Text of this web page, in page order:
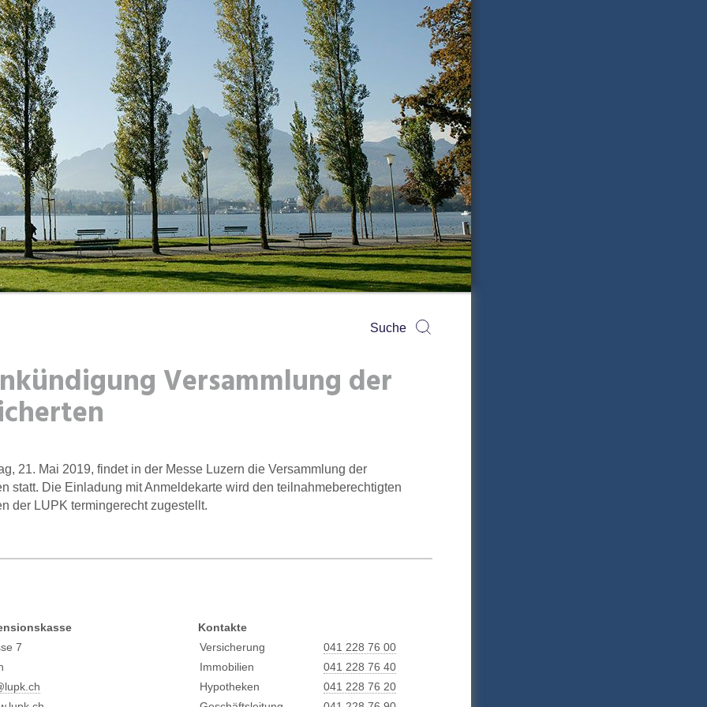
Suchen
Versammlung der
21. Mai 2019, findet in der Messe Luzern die Versammlung der
statt. Die Einladung mit Anmeldekarte wird den teilnahmeberechtigten
der LUPK termingerecht zugestellt.
7
upk.ch
Kontakte
Versicherung
041 228 76 00
Immobilien
041 228 76 40
Hypotheken
041 228 76 20